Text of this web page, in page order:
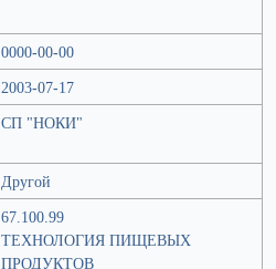
0000-00-00
2003-07-17
СП "НОКИ"
Другой
67.100.99
ТЕХНОЛОГИЯ ПИЩЕВЫХ
ПРОДУКТОВ